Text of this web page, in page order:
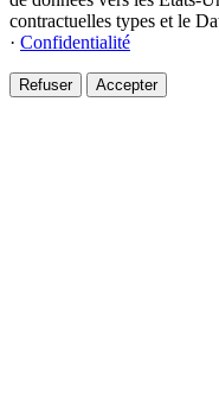
contractuelles types et le
· Confidentialité
Refuser Accepter